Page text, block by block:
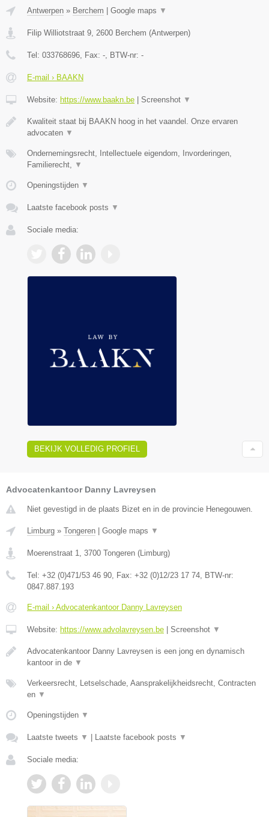
Antwerpen » Berchem Google maps ▼
Filip Williotstraat 9, 2600 Berchem (Antwerpen)
Tel: 033768696, Fax: -, BTW-nr: -
E-mail › BAAKN
Website: https://www.baakn.be Screenshot ▼
Kwaliteit staat bij BAAKN hoog in het vaandel. Onze ervaren
advocaten ▼
Ondernemingsrecht, Intellectuele eigendom, Invorderingen,
Familierecht, ▼
Openingstijden ▼
Laatste facebook posts ▼
Sociale media:
BEKIJK VOLLEDIG PROFIEL
Advocatenkantoor Danny Lavreysen
Niet gevestigd in de plaats Bizet en in de provincie Henegouwen.
Limburg » Tongeren Google maps ▼
Moerenstraat 1, 3700 Tongeren (Limburg)
Tel: +32 (0)471/53 46 90, Fax: +32 (0)12/23 17 74, BTW-nr:
0847.887.193
E-mail › Advocatenkantoor Danny Lavreysen
Website: https://www.advolavreysen.be Screenshot ▼
Advocatenkantoor Danny Lavreysen is een jong en dynamisch
kantoor in de ▼
Verkeersrecht, Letselschade, Aansprakelijkheidsrecht, Contracten
en ▼
Openingstijden ▼
Laatste tweets ▼ Laatste facebook posts ▼
Sociale media: